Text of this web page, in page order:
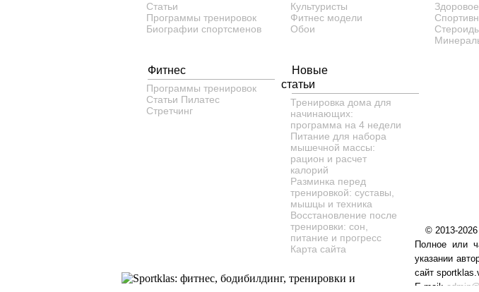
Статьи
Программы тренировок
Биографии спортсменов
Культуристы
Фитнес модели
Обои
Фитнес
Программы тренировок
Статьи Пилатес
Cтретчинг
Новые
статьи
Тренировка дома для
начинающих:
программа на 4 недели
Питание для набора
мышечной массы:
рацион и расчет
калорий
Разминка перед
тренировкой: суставы,
мышцы и техника
Восстановление после
тренировки: сон,
питание и прогресс
Карта сайта
© 2013-
Полное или
указании
сайт
E-mail: